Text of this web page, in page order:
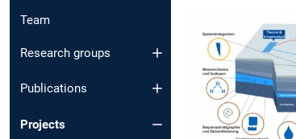
Team
Research groups
Publications
Projects